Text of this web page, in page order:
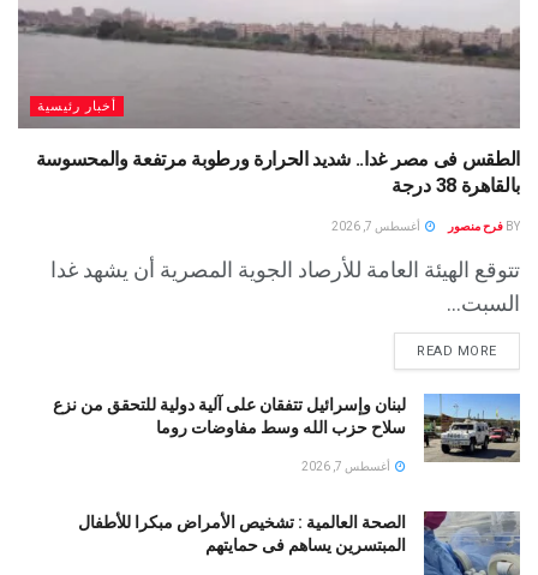
أخبار رئيسية
الطقس فى مصر غدا.. شديد الحرارة ورطوبة مرتفعة والمحسوسة
بالقاهرة 38 درجة
BY فرح منصور أغسطس 7, 2026
تتوقع الهيئة العامة للأرصاد الجوية المصرية أن يشهد غدا
السبت...
READ MORE
لبنان وإسرائيل تتفقان على آلية دولية للتحقق من نزع
سلاح حزب الله وسط مفاوضات روما
أغسطس 7, 2026
الصحة العالمية : تشخيص الأمراض مبكرا للأطفال
المبتسرين يساهم فى حمايتهم